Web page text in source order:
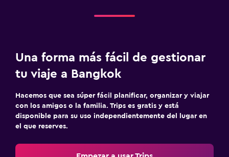
Una forma más fácil de gestionar
tu viaje a Bangkok
Hacemos que sea súper fácil planificar, organizar y viajar
con los amigos o la familia. Trips es gratis y está
disponible para su uso independientemente del lugar en
el que reserves.